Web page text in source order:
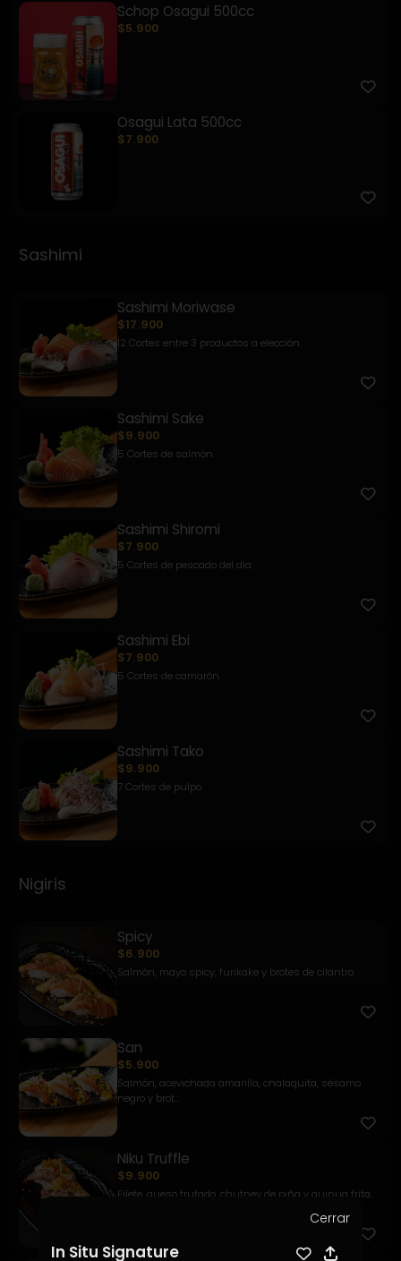
Schop Osagui 500cc
$5.900
Osagui Lata 500cc
$7.900
Sashimi
Sashimi Moriwase
$17.900
12 Cortes entre 3 productos a elección.
Sashimi Sake
$9.900
5 Cortes de salmón.
Sashimi Shiromi
$7.900
5 Cortes de pescado del día.
Sashimi Ebi
$7.900
5 Cortes de camarón.
Sashimi Tako
$9.900
7 Cortes de pulpo.
Nigiris
Spicy
$6.900
Salmón, mayo spicy, furikake y brotes de cilantro.
San
$5.900
Salmón, acevichada amarilla, chalaquita, sésamo
negro y brot...
Niku Truffle
$9.900
Filete, queso trufado, chutney de piña y quinua frita.
Cerrar
In Situ Signature